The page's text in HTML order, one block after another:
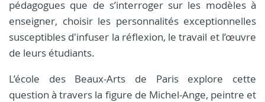
pédagogues que de s’interroger sur les modèles à
enseigner, choisir les personnalités exceptionnelles
susceptibles d'infuser la réflexion, le travail et l’œuvre
de leurs étudiants.
L’école des Beaux-Arts de Paris explore cette
question à travers la figure de Michel-Ange, peintre et